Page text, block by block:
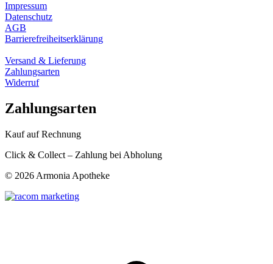
Impressum
Datenschutz
AGB
Barrierefreiheitserklärung
Versand & Lieferung
Zahlungsarten
Widerruf
Zahlungsarten
Kauf auf Rechnung
Click & Collect – Zahlung bei Abholung
© 2026 Armonia Apotheke